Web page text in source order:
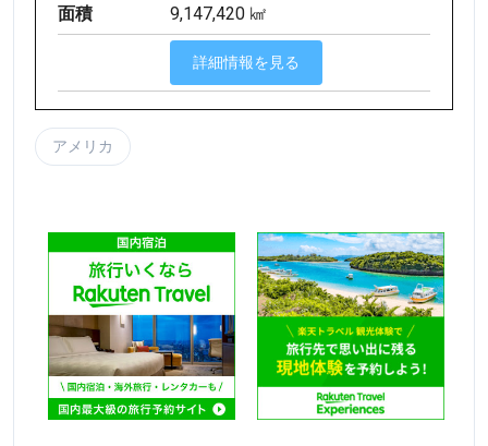
面積
9,147,420 ㎢
詳細情報を見る
アメリカ